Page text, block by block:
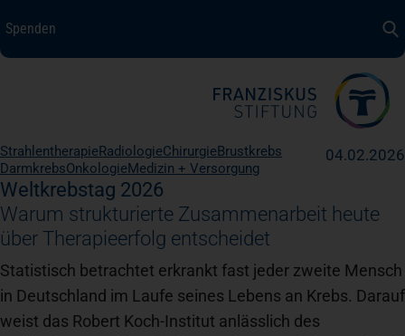
Spenden
Spenden
Medizin + Pflege
Patientensicherheit
Unsere Werte
StrahlentherapieRadiologieChirurgieBrustkrebs
DarmkrebsOnkologieMedizin + Versorgung
04.02.2026
Weltkrebstag 2026
Warum strukturierte Zusammenarbeit heute
über Therapieerfolg entscheidet
Statistisch betrachtet erkrankt fast jeder zweite Mensch
in Deutschland im Laufe seines Lebens an Krebs. Darauf
weist das Robert Koch-Institut anlässlich des